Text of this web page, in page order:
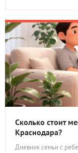
Сколько стоит
Краснодара?
Дневник семьи с